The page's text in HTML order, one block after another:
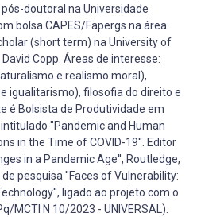
doutoral na Universidade
bolsa CAPES/Fapergs na área
(short term) na University of
Copp. Áreas de interesse:
e realismo moral),
igualitarismo), filosofia do direito e
é Bolsista de Produtividade em
''Pandemic and Human
in the Time of COVID-19''. Editor
in a Pandemic Age'', Routledge,
pesquisa ''Faces of Vulnerability:
ligado ao projeto com o
MCTI N 10/2023 - UNIVERSAL).